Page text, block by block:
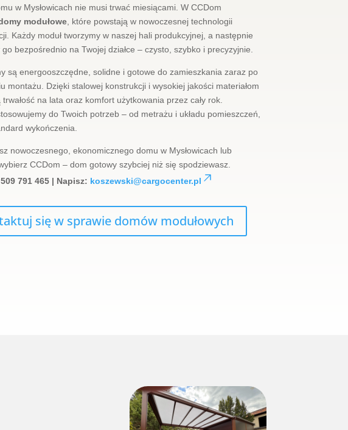
w Mysłowicach nie musi trwać miesiącami. W CCDom
modułowe, które powstają w nowoczesnej technologii
Każdy moduł tworzymy w naszej hali produkcyjnej, a następnie
bezpośrednio na Twojej działce – czysto, szybko i precyzyjnie.
są energooszczędne, solidne i gotowe do zamieszkania zaraz po
montażu. Dzięki stalowej konstrukcji i wysokiej jakości materiałom
na lata oraz komfort użytkowania przez cały rok.
do Twoich potrzeb – od metrażu i układu pomieszczeń,
wykończenia.
nowoczesnego, ekonomicznego domu w Mysłowicach lub
CCDom – dom gotowy szybciej niż się spodziewasz.
791 465 | Napisz: koszewski@cargocenter.pl
się w sprawie domów modułowych